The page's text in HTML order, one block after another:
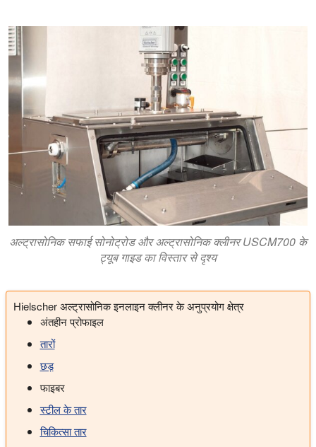
अल्ट्रासोनिक सफाई सोनोट्रोड और अल्ट्रासोनिक क्लीनर USCM700 के
ट्यूब गाइड का विस्तार से दृश्य
Hielscher अल्ट्रासोनिक इनलाइन क्लीनर के अनुप्रयोग क्षेत्र
अंतहीन प्रोफाइल
तारों
छड़
फाइबर
स्टील के तार
चिकित्सा तार